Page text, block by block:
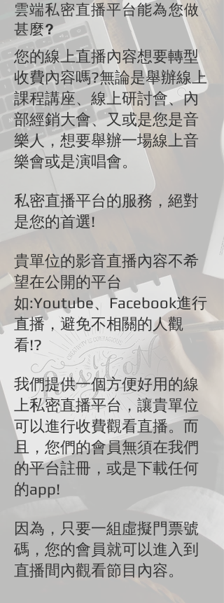
雲端私密直播平台能為您做
甚麼?
您的線上直播內容想要轉型
收費內容嗎?無論是舉辦線上
課程講座、線上研討會、內
部經銷大會、又或是您是音
樂人，想要舉辦一場線上音
樂會或是演唱會。
私密直播平台的服務，絕對
是您的首選!
貴單位的影音直播內容不希
望在公開的平台
如:Youtube、Facebook進行
直播，避免不相關的人觀
看!?
我們提供一個方便好用的線
上私密直播平台，讓貴單位
可以進行收費觀看直播。而
且，您們的會員無須在我們
的平台註冊，或是下載任何
的app!
因為，只要一組虛擬門票號
碼，您的會員就可以進入到
直播間內觀看節目內容。